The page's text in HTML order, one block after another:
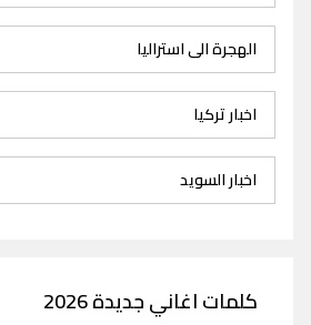
الهجرة الى استراليا
اخبار تركيا
اخبار السويد
كلمات اغاني جديدة 2026